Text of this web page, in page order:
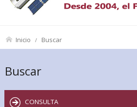
Inicio Buscar
Buscar
CONSULTA